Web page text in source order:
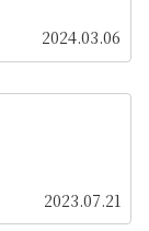
2024.03.06
2023.07.21